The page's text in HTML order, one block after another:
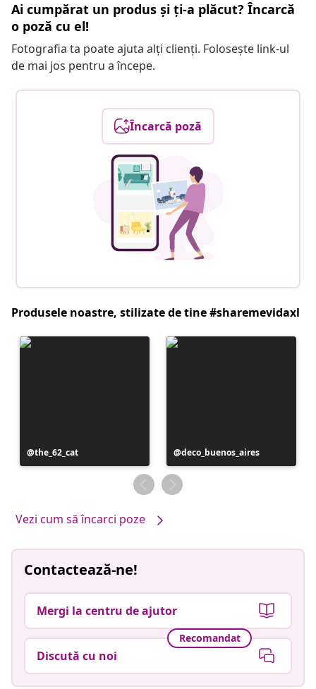
Ai cumpărat un produs și ți-a plăcut? Încarcă
o poză cu el!
Fotografia ta poate ajuta alți clienți. Folosește link-ul
de mai jos pentru a începe.
Încarcă poză
Produsele noastre, stilizate de tine #sharemevidaxl
Postare
publicată
the_62_cat
Postare
publicată
de
deco_buenos_aires
Vezi cum să încarci poze
Contactează-ne!
Mergi la centru de ajutor
Recomandat
Discută cu noi